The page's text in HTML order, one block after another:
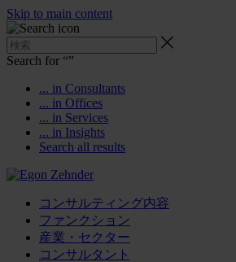
Skip to main content
Search for “”
... in Consultants
... in Offices
... in Services
... in Insights
Search all results
コンサルティング内容
ファンクション
産業・セクター
コンサルタント